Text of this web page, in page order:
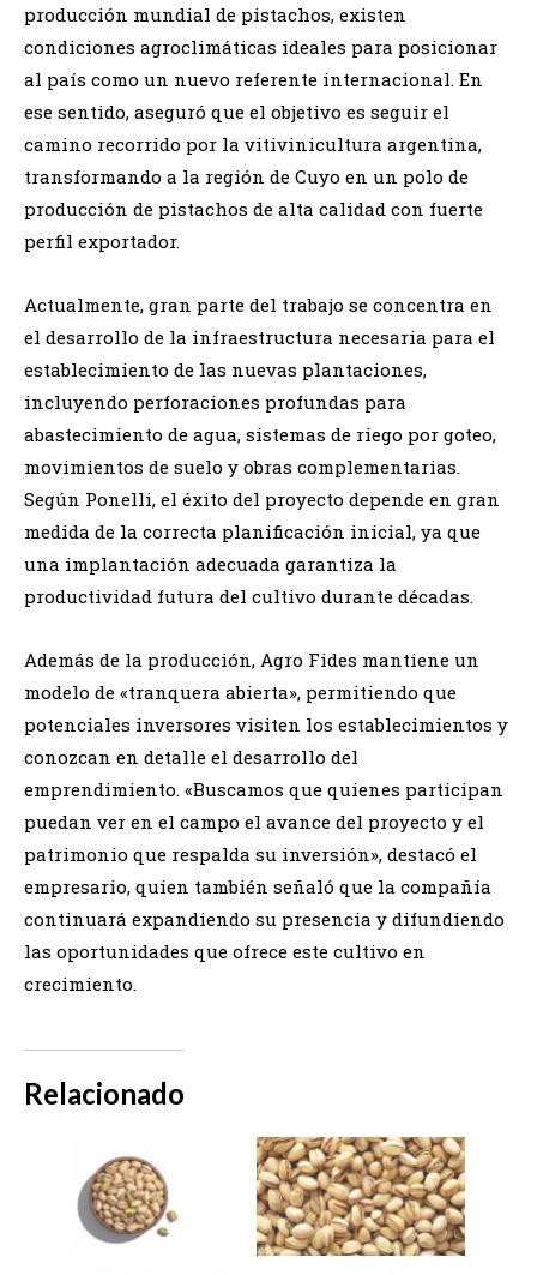
producción mundial de pistachos, existen
condiciones agroclimáticas ideales para posicionar
al país como un nuevo referente internacional. En
ese sentido, aseguró que el objetivo es seguir el
camino recorrido por la vitivinicultura argentina,
transformando a la región de Cuyo en un polo de
producción de pistachos de alta calidad con fuerte
perfil exportador.
Actualmente, gran parte del trabajo se concentra en
el desarrollo de la infraestructura necesaria para el
establecimiento de las nuevas plantaciones,
incluyendo perforaciones profundas para
abastecimiento de agua, sistemas de riego por goteo,
movimientos de suelo y obras complementarias.
Según Ponelli, el éxito del proyecto depende en gran
medida de la correcta planificación inicial, ya que
una implantación adecuada garantiza la
productividad futura del cultivo durante décadas.
Además de la producción, Agro Fides mantiene un
modelo de «tranquera abierta», permitiendo que
potenciales inversores visiten los establecimientos y
conozcan en detalle el desarrollo del
emprendimiento. «Buscamos que quienes participan
puedan ver en el campo el avance del proyecto y el
patrimonio que respalda su inversión», destacó el
empresario, quien también señaló que la compañía
continuará expandiendo su presencia y difundiendo
las oportunidades que ofrece este cultivo en
crecimiento.
Relacionado